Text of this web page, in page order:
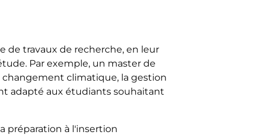
de travaux de recherche, en leur
Par exemple, un master de
climatique, la gestion
adapté aux étudiants souhaitant
préparation à l'insertion